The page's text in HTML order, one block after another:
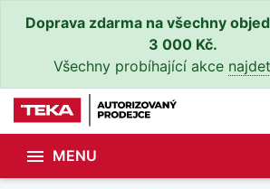
Doprava zdarma na všechny
3 000 Kč.
Všechny probíhající akce
 MENU